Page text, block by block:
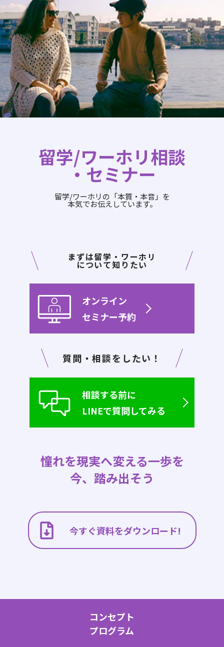
留学/ワーホリ相談
・セミナー
留学/ワーホリの「本質・本音」を
本気でお伝えしています。
まずは留学・ワーホリ
について知りたい
オンライン
セミナー予約
質問・相談をしたい！
相談する前に
LINEで質問してみる
憧れを現実へ変える一歩を
今、踏み出そう
今すぐ資料をダウンロード!
コンセプト
プログラム